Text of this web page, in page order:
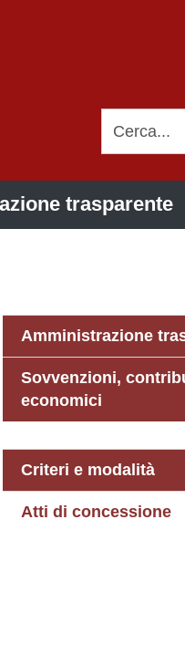
trasparente
Amministrazione
Sovvenzioni,
economici
Criteri e modalità
Atti di concessione